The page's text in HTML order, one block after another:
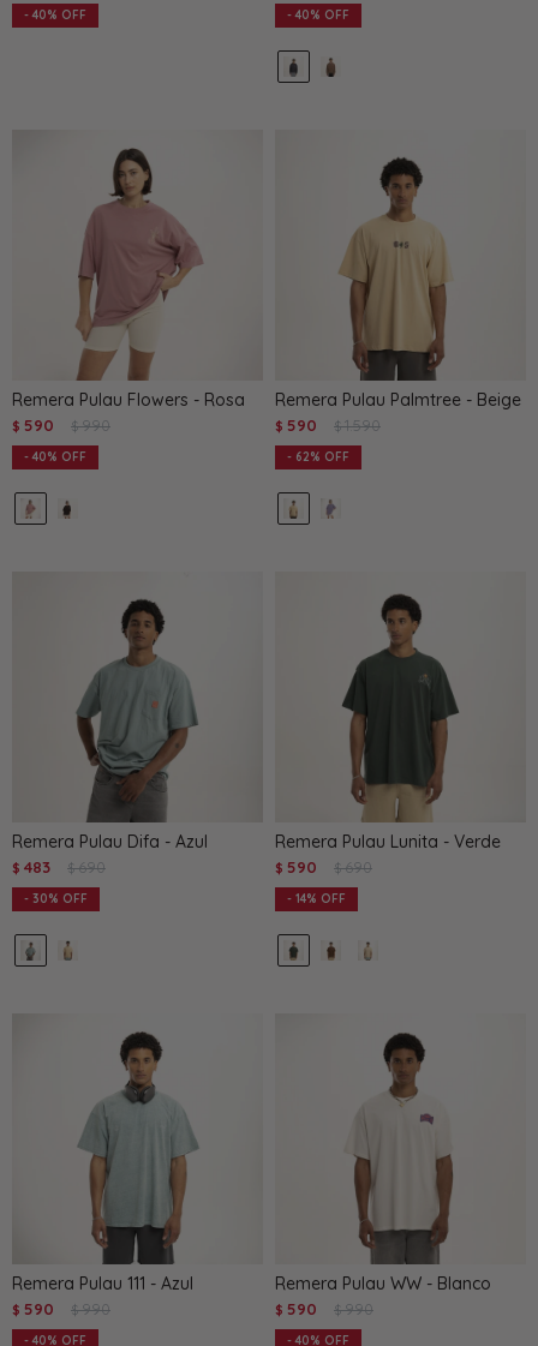
40 40
Remera Pulau Flowers - Rosa
$ 590 $ 990
40
Remera Pulau Palmtree - Beige
$ 590 $ 1.590
62
Remera Pulau Difa - Azul
$ 483 $ 690
30
Remera Pulau Lunita - Verde
$ 590 $ 690
14
Remera Pulau 111 - Azul
$ 590 $ 990
40
Remera Pulau WW - Blanco
$ 590 $ 990
40